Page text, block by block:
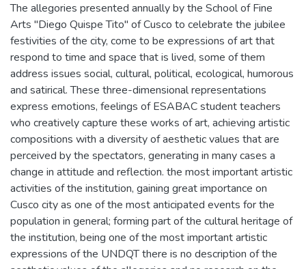
The allegories presented annually by the School of Fine
Arts "Diego Quispe Tito" of Cusco to celebrate the jubilee
festivities of the city, come to be expressions of art that
respond to time and space that is lived, some of them
address issues social, cultural, political, ecological, humorous
and satirical. These three-dimensional representations
express emotions, feelings of ESABAC student teachers
who creatively capture these works of art, achieving artistic
compositions with a diversity of aesthetic values that are
perceived by the spectators, generating in many cases a
change in attitude and reflection. the most important artistic
activities of the institution, gaining great importance on
Cusco city as one of the most anticipated events for the
population in general; forming part of the cultural heritage of
the institution, being one of the most important artistic
expressions of the UNDQT there is no description of the